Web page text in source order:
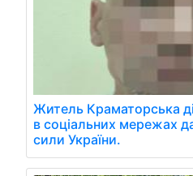
Житель Краматорська
в соціальних мережах
сили України.